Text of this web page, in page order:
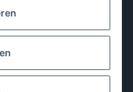
USt., zzgl.Versand